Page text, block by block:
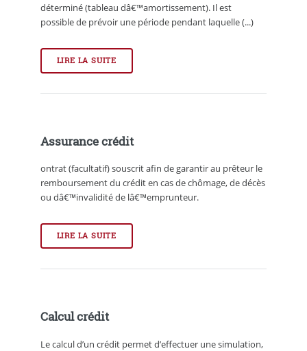
déterminé (tableau dâ€™amortissement). Il est
possible de prévoir une période pendant laquelle (...)
LIRE LA SUITE
Assurance crédit
ontrat (facultatif) souscrit afin de garantir au prêteur le
remboursement du crédit en cas de chômage, de décès
ou dâ€™invalidité de lâ€™emprunteur.
LIRE LA SUITE
Calcul crédit
Le calcul d’un crédit permet d’effectuer une simulation,